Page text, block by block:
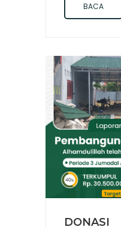
BACA
DONASI